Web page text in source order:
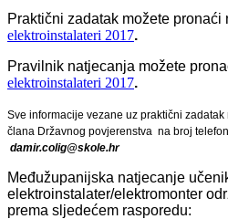
Praktični zadatak možete pronaći
elektroinstalateri 2017.
Pravilnik natjecanja možete
elektroinstalateri 2017.
Sve informacije vezane uz praktični
člana Državnog povjerenstva na broj
damir.colig@skole.hr
Međužupanijska natjecanje
elektroinstalater/elektromonter
prema sljedećem rasporedu: